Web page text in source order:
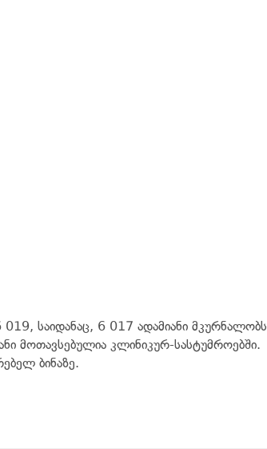
019, საიდანაც, 6 017 ადამიანი მკურნალობს
მოთავსებულია კლინიკურ-სასტუმროებში.
ბინაზე.